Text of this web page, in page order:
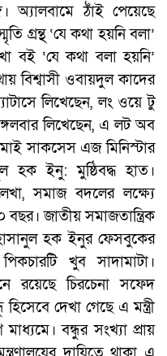
অ্যালবামে ঠাঁই পেয়েছে
গ্রন্থ ‘যে কথা হয়নি বলা’
বই ‘যে কথা বলা হয়নি’
বিশ্বাসী ওবায়দুল কাদের
লিখেছেন, লং ওয়ে টু
লিখেছেন, এ লট অব
সাকসেস এজ মিনিস্টার
হক ইনু: মুষ্ঠিবদ্ধ হাত।
সমাজ বদলের লক্ষ্যে
জাতীয় সমাজতান্ত্রিক
হক ইনুর ফেসবুকের
খুব সাদামাটা।
রয়েছে চিরচেনা সফেদ
দেখা গেছে এ মন্ত্রী
বন্ধুর সংখ্যা প্রায়